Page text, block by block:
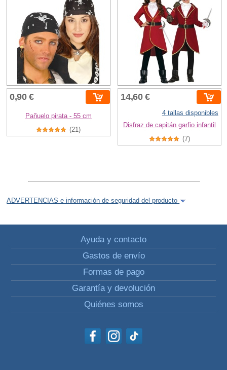
0,90 €
Pañuelo pirata - 55 cm
(21)
14,60 €
4 tallas disponibles
Disfraz de capitán garfio infantil
(7)
ADVERTENCIAS e información de seguridad del producto
Ayuda y contacto
Gastos de envío
Formas de pago
Garantía y devolución
Quiénes somos